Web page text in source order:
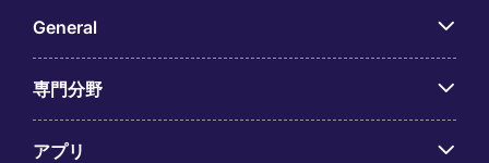
General
専門分野
アプリ